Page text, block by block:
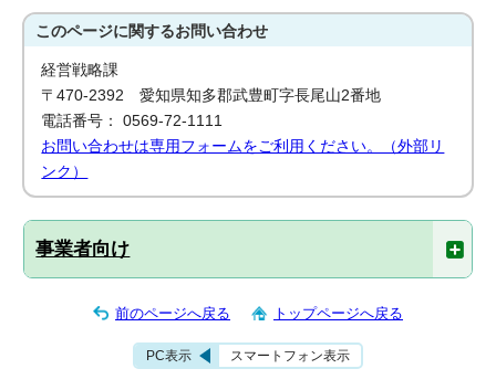
このページに関するお問い合わせ
経営戦略課
〒470-2392 愛知県知多郡武豊町字長尾山2番地
電話番号： 0569-72-1111
お問い合わせは専用フォームをご利用ください。（外部リ
ンク）
事業者向け
前のページへ戻る トップページへ戻る
PC表示 スマートフォン表示